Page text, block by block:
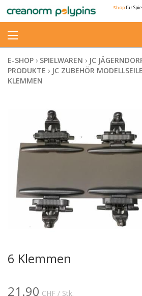
Shopfür
E-SHOP › SPIELWAREN › JC
PRODUKTE › JC ZUBEHÖR
KLEMMEN
6 Klemmen
21.90 CHF / Stk.